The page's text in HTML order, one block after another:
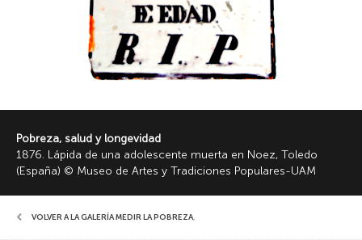
Pobreza, salud y longevidad
1876. Lápida de una adolescente muerta en Noez, Toledo
(España) © Museo de Artes y Tradiciones Populares-UAM
VOLVER A LA GALERÍA MEDIR LA POBREZA,